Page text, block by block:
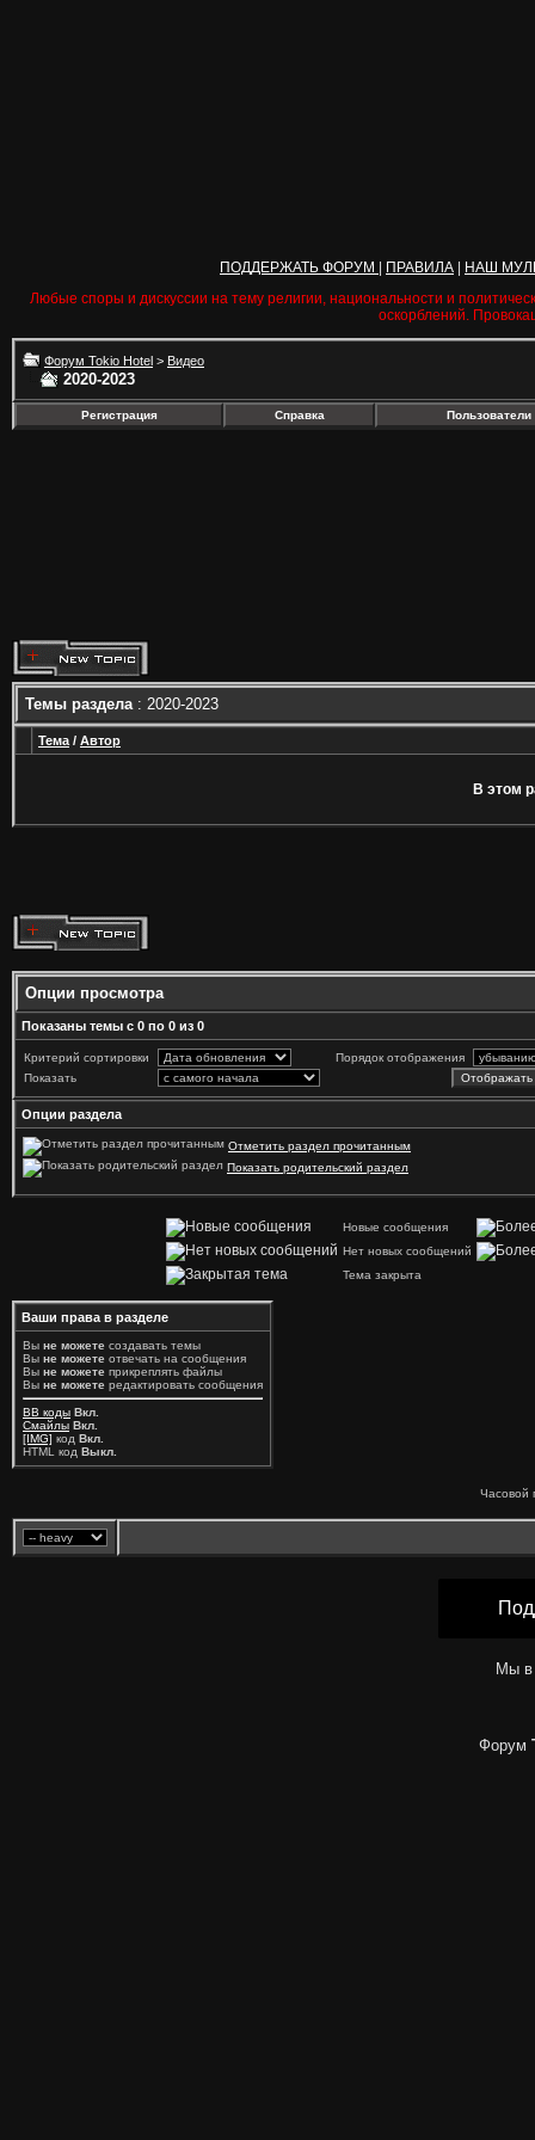
ПОДДЕРЖАТЬ ФОРУМ ПРАВИЛА
НАШ
Любые споры и дискуссии на тему религии, национальности и
оскорблений.
Форум Tokio Hotel > Видео
2020-2023
Регистрация Справка Пользователи
Темы раздела: 2020-2023
Тема / Автор
В этом
Опции просмотра
Показаны темы с 0 по 0 из 0
Критерий сортировки
Порядок отображения
Показать
Опции раздела
Отметить раздел прочитанным
Показать родительский раздел
Новые сообщения
Нет новых сообщений
Тема закрыта
Ваши права в разделе
Вы не можете создавать темы
Вы не можете отвечать на сообщения
Вы не можете прикреплять файлы
Вы не можете редактировать сообщения
BB коды Вкл.
Смайлы Вкл.
[IMG] код Вкл.
HTML код Выкл.
Часовой
Мы в
Форум